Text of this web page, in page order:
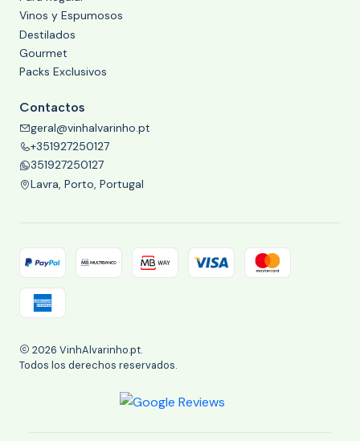
Vinos y Espumosos
Destilados
Gourmet
Packs Exclusivos
Contactos
geral@vinhalvarinho.pt
+351927250127
351927250127
Lavra, Porto, Portugal
2026 VinhAlvarinho.pt.
Todos los derechos reservados.